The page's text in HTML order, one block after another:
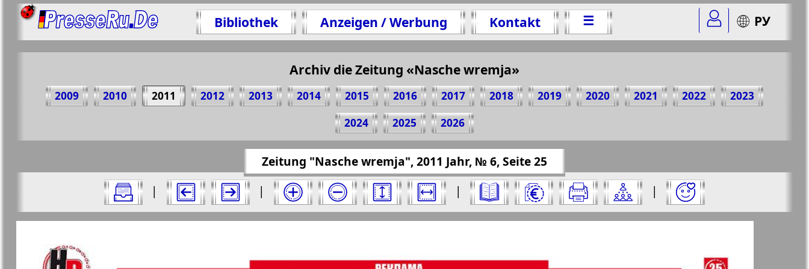
Bibliothek Anzeigen / Werbung Kontakt ☰ РУ
Archiv die Zeitung «Nasche wremja»
2009 2010 2011 2012 2013 2014 2015 2016 2017 2018 2019 2020 2021 2022
2023
2024
2025 2026
Alle Ausgaben Zeitungen "Nasche wremja" für 2011 Jahr. Wählen Sie eine Nummer aus und klicken Sie darauf:
Zeitung "Nasche wremja", 2011 Jahr, № 6, Seite 25
|
| | |
Teilen 25 Seite Zeitung "Nasche wremja", № 6, 2011 Jahr
(Zum Kopieren klicken)
https://presseru.eu/?pub=nasche-wremja&god=2011&nomer=6&str=25
Aktuelle Zeitungen und Zeitschriften